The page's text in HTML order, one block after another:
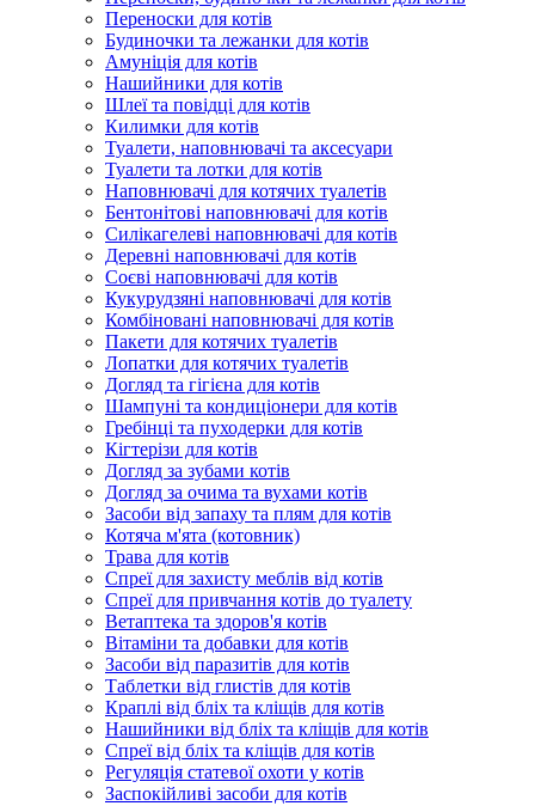
Переноски для котів
Будиночки та лежанки для котів
Амуніція для котів
Нашийники для котів
Шлеї та повідці для котів
Килимки для котів
Туалети, наповнювачі та аксесуари
Туалети та лотки для котів
Наповнювачі для котячих туалетів
Бентонітові наповнювачі для котів
Силікагелеві наповнювачі для котів
Деревні наповнювачі для котів
Соєві наповнювачі для котів
Кукурудзяні наповнювачі для котів
Комбіновані наповнювачі для котів
Пакети для котячих туалетів
Лопатки для котячих туалетів
Догляд та гігієна для котів
Шампуні та кондиціонери для котів
Гребінці та пуходерки для котів
Кігтерізи для котів
Догляд за зубами котів
Догляд за очима та вухами котів
Засоби від запаху та плям для котів
Котяча м'ята (котовник)
Трава для котів
Спреї для захисту меблів від котів
Спреї для привчання котів до туалету
Ветаптека та здоров'я котів
Вітаміни та добавки для котів
Засоби від паразитів для котів
Таблетки від глистів для котів
Краплі від бліх та кліщів для котів
Нашийники від бліх та кліщів для котів
Спреї від бліх та кліщів для котів
Регуляція статевої охоти у котів
Заспокійливі засоби для котів